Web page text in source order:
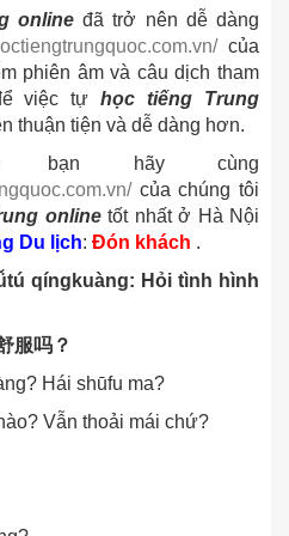
online đã trở nên dễ dàng
của
phiên âm và câu dịch tham
việc tựhọc tiếng Trung
thuận tiện và dễ dàng hơn.
bạn hãy cùng
của chúng tôi
onlinetốt nhất ở Hà Nội
Du lịch: Đón khách .
qíngkuàng: Hỏi tình hình
服吗？
Hái shūfu ma?
Vẫn thoải mái chứ?